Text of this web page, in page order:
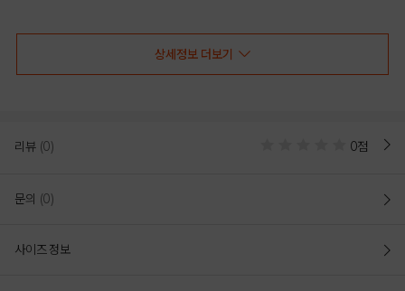
COLOR
상세정보 더보기
리뷰 (0) 0점
문의 (0)
사이즈 정보